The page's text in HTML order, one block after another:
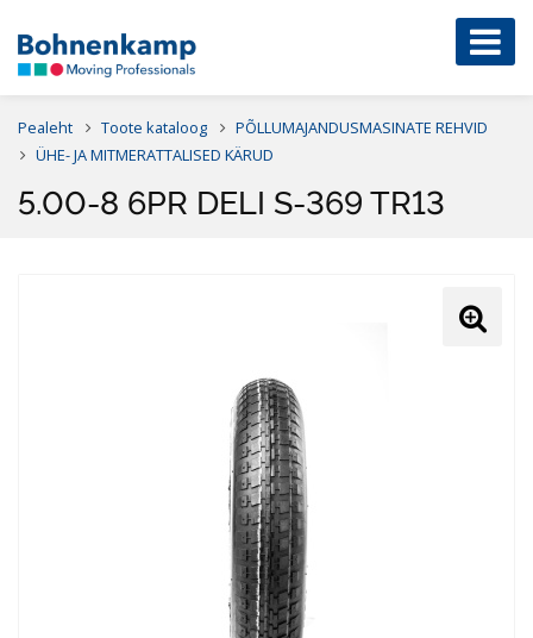
Pealeht Toote kataloog
PÕLLUMAJANDUSMASINATE REHVID
ÜHE- JA MITMERATTALISED KÄRUD
5.00-8 6PR DELI S-369 TR13